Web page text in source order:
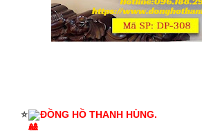
⭐ ĐỒNG HỒ THANH HÙNG.